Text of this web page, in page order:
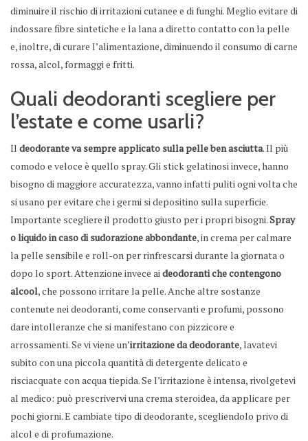
diminuire il rischio di irritazioni cutanee e di funghi. Meglio evitare di
indossare fibre sintetiche e la lana a diretto contatto con la pelle
e, inoltre, di curare l’alimentazione, diminuendo il consumo di carne
rossa, alcol, formaggi e fritti.
Quali deodoranti scegliere per
l’estate e come usarli?
Il deodorante va sempre applicato sulla pelle ben asciutta. Il più
comodo e veloce è quello spray. Gli stick gelatinosi invece, hanno
bisogno di maggiore accuratezza, vanno infatti puliti ogni volta che
si usano per evitare che i germi si depositino sulla superficie.
Importante scegliere il prodotto giusto per i propri bisogni.Spray
o liquido in caso di sudorazione abbondante, in crema per calmare
la pelle sensibile e roll-on per rinfrescarsi durante la giornata o
dopo lo sport. Attenzione invece aideodoranti che contengono
alcool, che possono irritare la pelle. Anche altre sostanze
contenute nei deodoranti, come conservanti e profumi, possono
dare intolleranze che si manifestano con pizzicore e
arrossamenti. Se vi viene un’irritazione da deodorante, lavatevi
subito con una piccola quantità di detergente delicato e
risciacquate con acqua tiepida. Se l’irritazione è intensa, rivolgetevi
al medico: può prescrivervi una crema steroidea, da applicare per
pochi giorni. E cambiate tipo di deodorante, scegliendolo privo di
alcol e di profumazione.